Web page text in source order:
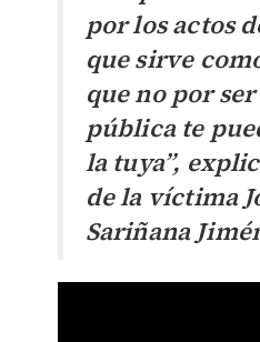
por los actos
que sirve
que no por
pública te
la tuya”,
de la víctima
Sariñana